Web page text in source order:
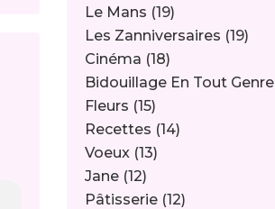
Le Mans (19)
Les Zanniversaires (19)
Cinéma (18)
Bidouillage En Tout Genre
Fleurs (15)
Recettes (14)
Voeux (13)
Jane (12)
Pâtisserie (12)